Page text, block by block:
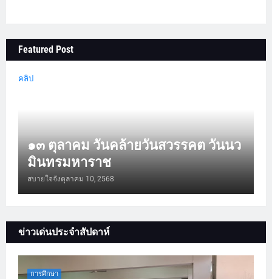
Featured Post
คลิป
๑๓ ตุลาคม วันคล้ายวันสวรรคต วันนว
มินทรมหาราช
สบายใจจังตุลาคม 10, 2568
ข่าวเด่นประจำสัปดาห์
การศึกษา